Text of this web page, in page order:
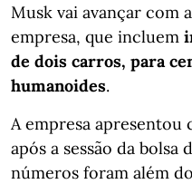
Musk vai avançar com
empresa, que incluem
de dois carros, para
humanoides.
A empresa apresentou
após a sessão da bolsa
números foram além